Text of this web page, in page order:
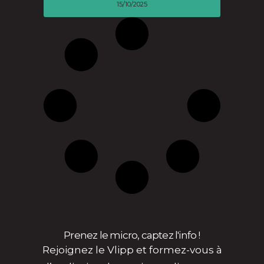
15/10/2025
Prenez le micro, captez l'info !
Rejoignez le Vlipp et formez-vous à